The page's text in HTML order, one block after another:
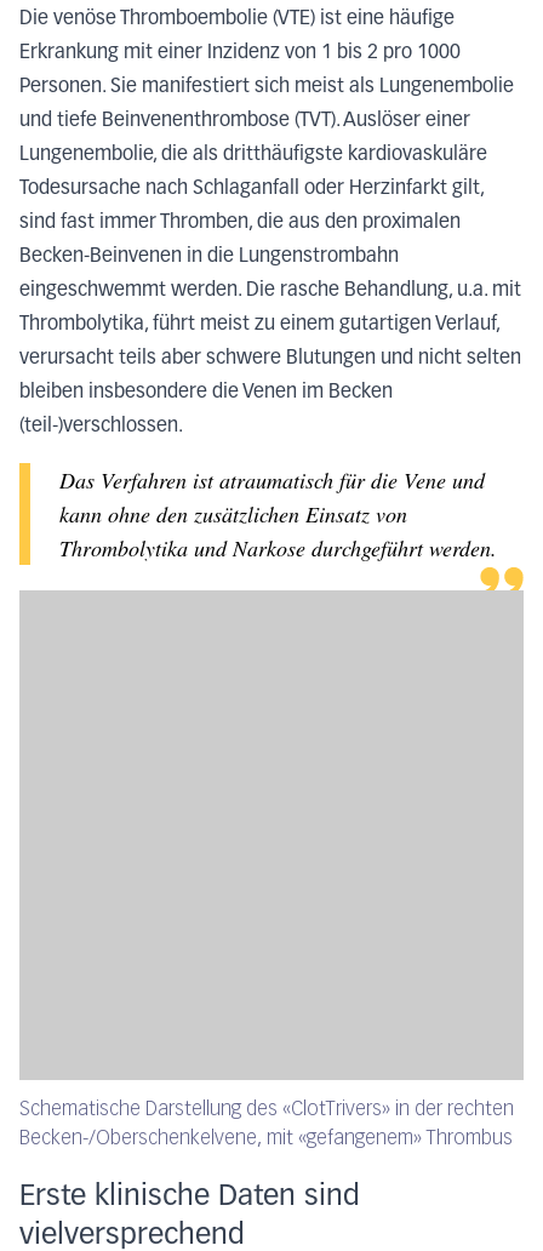
Die venöse Thromboembolie (VTE) ist eine häufige
Erkrankung mit einer Inzidenz von 1 bis 2 pro 1000
Personen. Sie manifestiert sich meist als Lungenembolie
und tiefe Beinvenenthrombose (TVT). Auslöser einer
Lungenembolie, die als dritthäufigste kardiovaskuläre
Todesursache nach Schlaganfall oder Herzinfarkt gilt,
sind fast immer Thromben, die aus den proximalen
Becken-Beinvenen in die Lungenstrombahn
eingeschwemmt werden. Die rasche Behandlung, u.a. mit
Thrombolytika, führt meist zu einem gutartigen Verlauf,
verursacht teils aber schwere Blutungen und nicht selten
bleiben insbesondere die Venen im Becken
(teil-)verschlossen.
Das Verfahren ist atraumatisch für die Vene und
kann ohne den zusätzlichen Einsatz von
Thrombolytika und Narkose durchgeführt werden.
Schematische Darstellung des «ClotTrivers» in der rechten
Becken-/Oberschenkelvene, mit «gefangenem» Thrombus
Erste klinische Daten sind
vielversprechend